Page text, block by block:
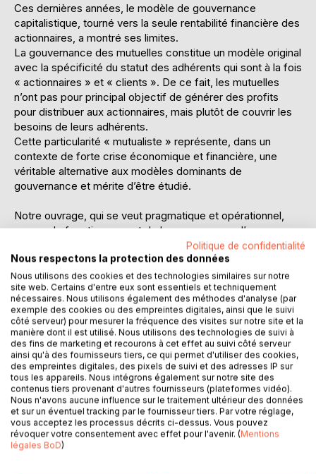
Ces dernières années, le modèle de gouvernance
capitalistique, tourné vers la seule rentabilité financière des
actionnaires, a montré ses limites.
La gouvernance des mutuelles constitue un modèle original
avec la spécificité du statut des adhérents qui sont à la fois
« actionnaires » et « clients ». De ce fait, les mutuelles
n’ont pas pour principal objectif de générer des profits
pour distribuer aux actionnaires, mais plutôt de couvrir les
besoins de leurs adhérents.
Cette particularité « mutualiste » représente, dans un
contexte de forte crise économique et financière, une
véritable alternative aux modèles dominants de
gouvernance et mérite d’être étudié.
Notre ouvrage, qui se veut pragmatique et opérationnel,
expose le fonctionnement de la gouvernance d’une
société à forme mutualiste, et présente les évolutions
récentes.
Nous présentons ainsi les nouvelles normes européennes
(directives Solvabilité 1 et 2) qui sont apparues dans le
secteur mutualiste depuis le début des années 2000.
Plus particulièrement, nous effectuerons une analyse de la
répartition des pouvoirs et leur équilibre. Nous mènerons
une réflexion stratégique sur la place des différentes
parties prenantes d’une mutuelle.
Par ailleurs, manager une organisation suppose
évidemment de connaître son fonctionnement. Aussi, nous
montrerons comment le concept de Contrôle Interne qui
repose d’une part sur une analyse indispensable des
activités et d’autre part sur l’existence de normes et de
standards communs permet de conduire, diriger et
Politique de confidentialité
Nous respectons la protection des données
Nous utilisons des cookies et des technologies similaires sur notre
site web. Certains d'entre eux sont essentiels et techniquement
nécessaires. Nous utilisons également des méthodes d'analyse (par
exemple des cookies ou des empreintes digitales, ainsi que le suivi
côté serveur) pour mesurer la fréquence des visites sur notre site et la
manière dont il est utilisé. Nous utilisons des technologies de suivi à
des fins de marketing et recourons à cet effet au suivi côté serveur
ainsi qu'à des fournisseurs tiers, ce qui permet d'utiliser des cookies,
des empreintes digitales, des pixels de suivi et des adresses IP sur
tous les appareils. Nous intégrons également sur notre site des
contenus tiers provenant d'autres fournisseurs (plateformes vidéo).
Nous n'avons aucune influence sur le traitement ultérieur des données
et sur un éventuel tracking par le fournisseur tiers. Par votre réglage,
vous acceptez les processus décrits ci-dessus. Vous pouvez
révoquer votre consentement avec effet pour l'avenir. (Mentions
légales BoD)